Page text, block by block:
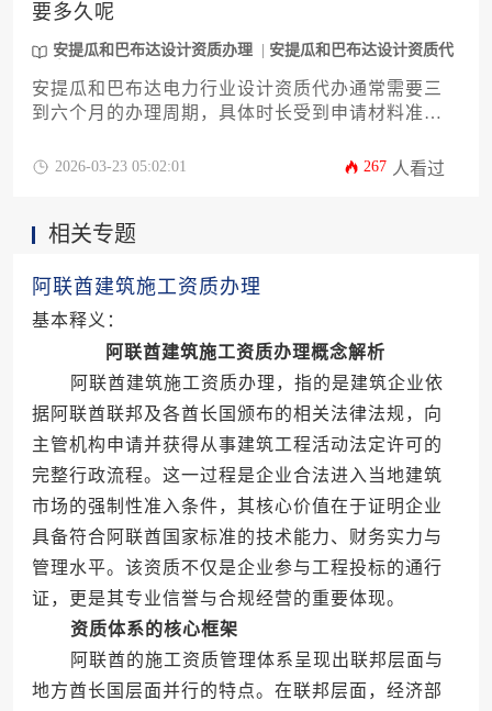
要多久呢
安提瓜和巴布达设计资质办理
安提瓜和巴布达设计资质代
安提瓜和巴布达电力行业设计资质代办通常需要三
到六个月的办理周期，具体时长受到申请材料准
综合影响，委托专业服务机构办理可以有效掌握关
2026-03-23 05:02:01 267 人看过
相关专题
阿联酋建筑施工资质办理
基本释义：
阿联酋建筑施工资质办理概念解析
阿联酋建筑施工资质办理，指的是建筑企业依
据阿联酋联邦及各酋长国颁布的相关法律法规，向
主管机构申请并获得从事建筑工程活动法定许可的
完整行政流程。这一过程是企业合法进入当地建筑
市场的强制性准入条件，其核心价值在于证明企业
具备符合阿联酋国家标准的技术能力、财务实力与
管理水平。该资质不仅是企业参与工程投标的通行
证，更是其专业信誉与合规经营的重要体现。
资质体系的核心框架
阿联酋的施工资质管理体系呈现出联邦层面与
地方酋长国层面并行的特点。在联邦层面，经济部